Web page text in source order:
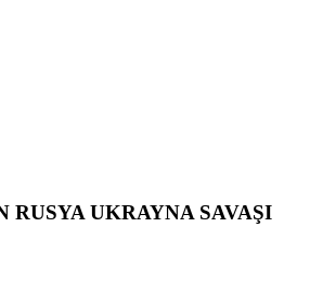
RUSYA UKRAYNA SAVAŞI